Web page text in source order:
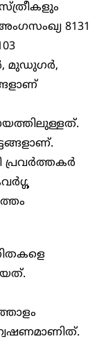
8131
മുഡുഗർ,